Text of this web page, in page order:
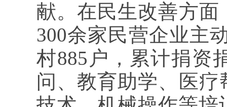
献。在民生改善方
300余家民营企业主
村885户，累计捐资
问、教育助学、医